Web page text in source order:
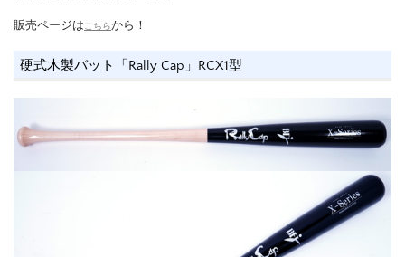
販売ページはこちらから！
硬式木製バット「Rally Cap」RCX1型